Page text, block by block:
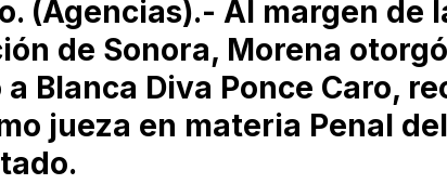
(Agencias).- Al margen de
de Sonora, Morena
Blanca Diva Ponce Caro,
jueza en materia Penal